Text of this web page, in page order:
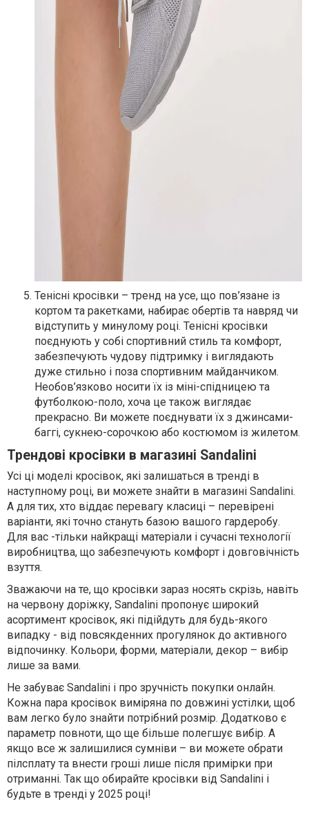
Тенісні кросівки – тренд на усе, що пов’язане із
кортом та ракетками, набирає обертів та навряд чи
відступить у минулому році. Тенісні кросівки
поєднують у собі спортивний стиль та комфорт,
забезпечують чудову підтримку і виглядають
дуже стильно і поза спортивним майданчиком.
Необов’язково носити їх із міні-спідницею та
футболкою-поло, хоча це також виглядає
прекрасно. Ви можете поєднувати їх з джинсами-
баггі, сукнею-сорочкою або костюмом із жилетом.
Трендові кросівки в магазині Sandalini
Усі ці моделі кросівок, які залишаться в тренді в
наступному році, ви можете знайти в магазині Sandalini.
А для тих, хто віддає перевагу класиці – перевірені
варіанти, які точно стануть базою вашого гардеробу.
Для вас -тільки найкращі матеріали і сучасні технології
виробництва, що забезпечують комфорт і довговічність
взуття.
Зважаючи на те, що кросівки зараз носять скрізь, навіть
на червону доріжку, Sandalini пропонує широкий
асортимент кросівок, які підійдуть для будь-якого
випадку - від повсякденних прогулянок до активного
відпочинку. Кольори, форми, матеріали, декор – вибір
лише за вами.
Не забуває Sandalini і про зручність покупки онлайн.
Кожна пара кросівок виміряна по довжині устілки, щоб
вам легко було знайти потрібний розмір. Додатково є
параметр повноти, що ще більше полегшує вибір. А
якщо все ж залишилися сумніви – ви можете обрати
пілсплату та внести гроші лише після примірки при
отриманні. Так що обирайте кросівки від Sandalini і
будьте в тренді у 2025 році!